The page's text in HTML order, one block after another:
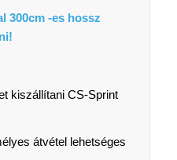
300cm -es hossz
CS-Sprint
átvétel lehetséges